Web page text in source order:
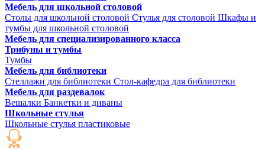
Мебель для школьной столовой
Столы для школьной столовой Стулья для столовой Шкафы и
тумбы для школьной столовой
Мебель для специализированного класса
Трибуны и тумбы
Тумбы
Мебель для библиотеки
Стеллажи для библиотеки Стол-кафедра для библиотеки
Мебель для раздевалок
Вешалки Банкетки и диваны
Школьные стулья
Школьные стулья пластиковые